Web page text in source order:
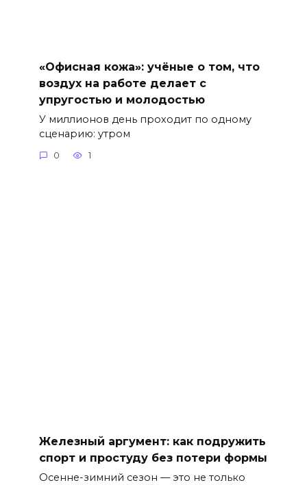
«Офисная кожа»: учёные о том, что
воздух на работе делает с
упругостью и молодостью
У миллионов день проходит по одному
сценарию: утром
0 1
Железный аргумент: как подружить
спорт и простуду без потери формы
Осенне-зимний сезон — это не только